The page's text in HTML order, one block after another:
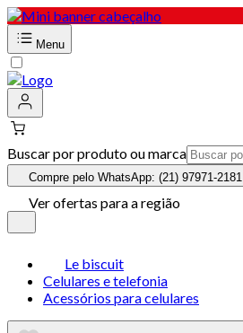
Menu
Buscar por produto ou marca
Compre pelo WhatsApp: (21) 97971-2181
Ver ofertas para a região
Le biscuit
Celulares e telefonia
Acessórios para celulares